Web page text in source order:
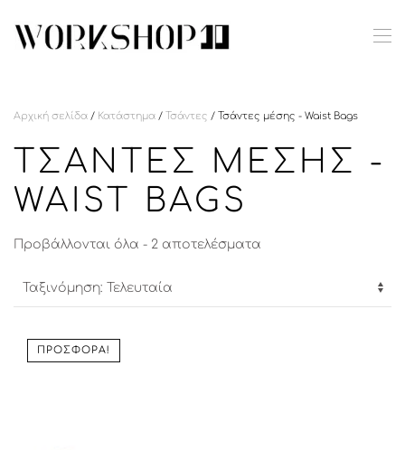
Skip to main content
Αρχική σελίδα / Κατάστημα / Τσάντες / Τσάντες μέσης - Waist Bags
ΤΣΆΝΤΕΣ ΜΈΣΗΣ -
WAIST BAGS
Προβάλλονται όλα - 2 αποτελέσματα
ΠΡΟΣΦΟΡΆ!